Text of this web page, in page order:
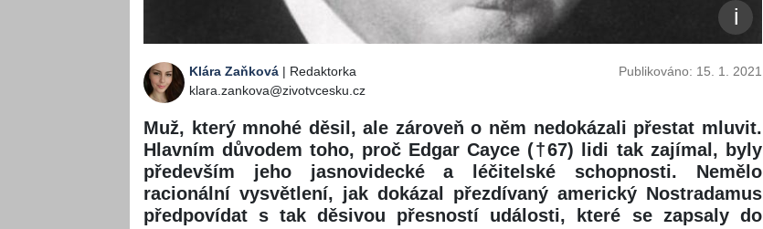
Klára Zaňková | Redaktorka
klara.zankova@zivotvcesku.cz
Publikováno: 15. 1. 2021
Muž, který mnohé děsil, ale zároveň o něm nedokázali přestat mluvit.
Hlavním důvodem toho, proč Edgar Cayce (†67) lidi tak zajímal, byly
především jeho jasnovidecké a léčitelské schopnosti. Nemělo
racionální vysvětlení, jak dokázal přezdívaný americký Nostradamus
předpovídat s tak děsivou přesností události, které se zapsaly do